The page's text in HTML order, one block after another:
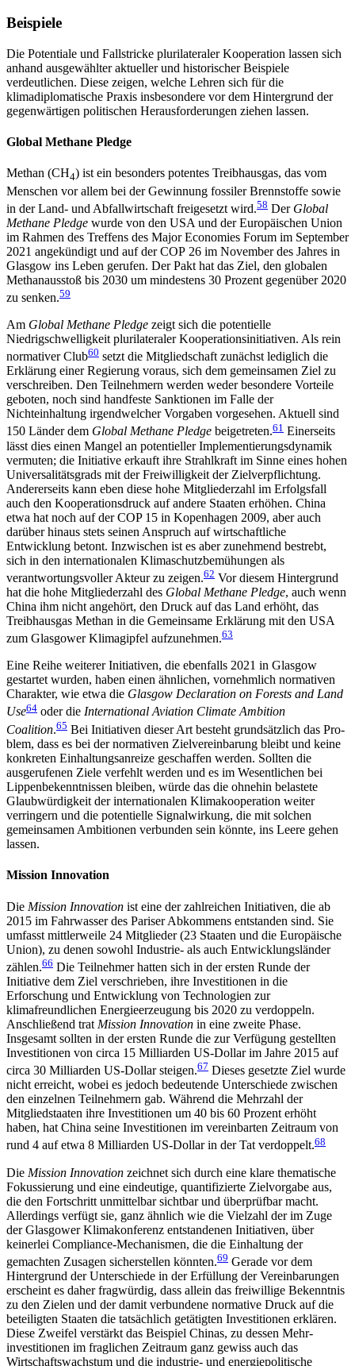
Beispiele
Die Potentiale und Fallstricke plurilateraler Kooperation lassen sich
anhand ausgewählter aktueller und historischer Beispiele
verdeutlichen. Diese zeigen, welche Lehren sich für die
klimadiplomatische Praxis insbesondere vor dem Hintergrund der
gegenwärtigen politischen Herausforderungen ziehen lassen.
Global Methane Pledge
Methan (CH4) ist ein besonders potentes Treibhausgas, das vom
Menschen vor allem bei der Gewinnung fossiler Brennstoffe sowie
in der Land- und Abfallwirtschaft freigesetzt wird.58 Der Global
Methane Pledge wurde von den USA und der Europäischen Union
im Rahmen des Treffens des Major Economies Forum im September
2021 angekündigt und auf der COP 26 im November des Jahres in
Glasgow ins Leben gerufen. Der Pakt hat das Ziel, den globalen
Methanausstoß bis 2030 um mindestens 30 Prozent gegenüber 2020
zu senken.59
Am Global Methane Pledge zeigt sich die potentielle
Niedrigschwelligkeit plurilateraler Kooperations­initiativen. Als rein
normativer Club60 setzt die Mit­gliedschaft zunächst lediglich die
Erklärung einer Regierung voraus, sich dem gemeinsamen Ziel zu
verschreiben. Den Teilnehmern werden weder beson­dere Vorteile
geboten, noch sind handfeste Sanktionen im Falle der
Nichteinhaltung irgendwelcher Vorgaben vorgesehen. Aktuell sind
150 Länder dem Global Methane Pledge beigetreten.61 Einerseits
lässt dies einen Mangel an potentieller Implementierungs­dynamik
vermuten; die Initiative erkauft ihre Strahl­kraft im Sinne eines hohen
Universalitätsgrads mit der Freiwilligkeit der Zielverpflichtung.
Andererseits kann eben diese hohe Mitgliederzahl im Erfolgsfall
auch den Kooperationsdruck auf andere Staaten er­höhen. China
etwa hat noch auf der COP 15 in Kopen­hagen 2009, aber auch
darüber hinaus stets seinen Anspruch auf wirtschaftliche
Entwicklung betont. Inzwischen ist es aber zunehmend bestrebt,
sich in den internationalen Klimaschutzbemühungen als
verantwortungsvoller Akteur zu zeigen.62 Vor diesem Hintergrund
hat die hohe Mitgliederzahl des Global Methane Pledge, auch wenn
China ihm nicht angehört, den Druck auf das Land erhöht, das
Treibhausgas Methan in die Gemeinsame Erklärung mit den USA
zum Glasgower Klimagipfel aufzunehmen.63
Eine Reihe weiterer Initiativen, die ebenfalls 2021 in Glasgow
gestartet wurden, haben einen ähnlichen, vornehmlich normativen
Charakter, wie etwa die Glasgow Declaration on Forests and Land
Use64 oder die International Aviation Climate Ambition
Coalition.65 Bei Initiativen dieser Art besteht grundsätzlich das Pro­
blem, dass es bei der normativen Zielvereinbarung bleibt und keine
konkreten Einhaltungsanreize ge­schaffen werden. Sollten die
ausgerufenen Ziele verfehlt werden und es im Wesentlichen bei
Lippen­bekenntnissen bleiben, würde das die ohnehin be­lastete
Glaubwürdigkeit der internationalen Klimakooperation weiter
verringern und die potentielle Signalwirkung, die mit solchen
gemeinsamen Am­bi­tionen verbunden sein könnte, ins Leere gehen
lassen.
Mission Innovation
Die Mission Innovation ist eine der zahlreichen Initia­tiven, die ab
2015 im Fahrwasser des Pariser Abkommens entstanden sind. Sie
umfasst mittlerweile 24 Mitglieder (23 Staaten und die Europäische
Union), zu denen sowohl Industrie- als auch Entwicklungsländer
zählen.66 Die Teilnehmer hatten sich in der ersten Runde der
Initiative dem Ziel verschrieben, ihre Investitionen in die
Erforschung und Entwicklung von Technologien zur
klimafreundlichen Energie­erzeugung bis 2020 zu verdoppeln.
Anschließend trat Mission Innovation in eine zweite Phase.
Insgesamt soll­ten in der ersten Runde die zur Verfügung ge­stellten
Investitionen von circa 15 Milliarden US-Dollar im Jahre 2015 auf
circa 30 Milliarden US-Dollar steigen.67 Dieses gesetzte Ziel wurde
nicht erreicht, wobei es jedoch bedeutende Unterschiede zwischen
den ein­zelnen Teilnehmern gab. Während die Mehrzahl der
Mitgliedstaaten ihre Investitionen um 40 bis 60 Pro­zent erhöht
haben, hat China seine Investitionen im vereinbarten Zeitraum von
rund 4 auf etwa 8 Mil­liarden US-Dollar in der Tat verdoppelt.68
Die Mission Innovation zeichnet sich durch eine klare thematische
Fokussierung und eine eindeutige, quan­tifizierte Zielvorgabe aus,
die den Fortschritt unmit­telbar sichtbar und überprüfbar macht.
Allerdings verfügt sie, ganz ähnlich wie die Vielzahl der im Zuge
der Glasgower Klimakonferenz entstandenen Initia­tiven, über
keinerlei Compliance-Mechanismen, die die Einhaltung der
gemachten Zusagen sicherstellen könnten.69 Gerade vor dem
Hintergrund der Unterschiede in der Erfüllung der Vereinbarungen
erscheint es daher fragwürdig, dass allein das frei­willige Bekenntnis
zu den Zielen und der damit verbundene normative Druck auf die
beteiligten Staaten die tat­sächlich getätigten Investitionen erklären.
Diese Zwei­fel verstärkt das Beispiel Chinas, zu dessen Mehr­
investitionen im fraglichen Zeitraum ganz gewiss auch das
Wirtschaftswachstum und die industrie- und energiepolitische